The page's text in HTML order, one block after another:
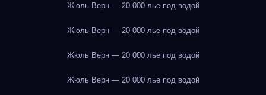
Жюль Верн — 20 000 лье под водой
Жюль Верн — 20 000 лье под водой
Жюль Верн — 20 000 лье под водой
Жюль Верн — 20 000 лье под водой